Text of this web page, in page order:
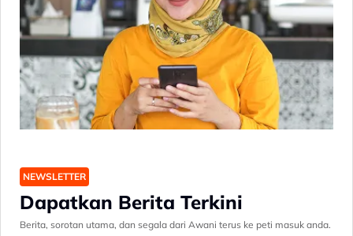
NEWSLETTER
Dapatkan Berita Terkini
Berita, sorotan utama, dan segala dari Awani terus ke peti masuk anda.